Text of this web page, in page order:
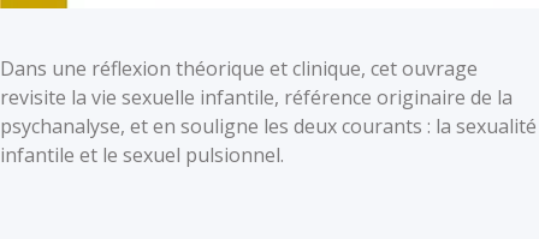
Dans une réflexion théorique et clinique, cet ouvrage
revisite la vie sexuelle infantile, référence originaire de la
psychanalyse, et en souligne les deux courants : la sexualité
infantile et le sexuel pulsionnel.